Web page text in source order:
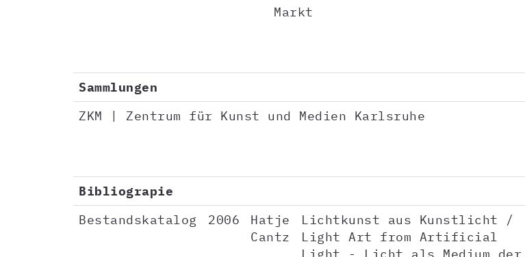
Markt
Sammlungen
ZKM | Zentrum für Kunst und Medien Karlsruhe
Bibliograpie
Bestandskatalog
2006
Hatje
Cantz
Lichtkunst aus Kunstlicht /
Light Art from Artificial
Light - Licht als Medium der